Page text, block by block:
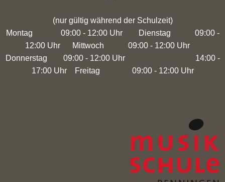
(nur gültig während der Schulzeit)
Montag 09:00 - 12:00 Uhr Dienstag 09:00 -
12:00 Uhr Mittwoch 09:00 - 12:00 Uhr
Donnerstag 09:00 - 12:00 Uhr 14:00 -
17:00 Uhr Freitag 09:00 - 12:00 Uhr